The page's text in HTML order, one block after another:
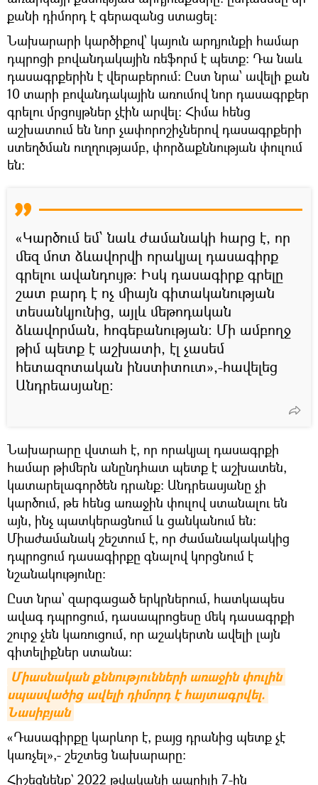
քանի դիմորդ է գերազանց ստացել։
Նախարարի կարծիքով՝ կայուն արդյունքի համար
դպրոցի բովանդակային ռեֆորմ է պետք։ Դա նաև
դասագրքերին է վերաբերում։ Ըստ նրա՝ ավելի քան
10 տարի բովանդակային առումով նոր դասագրքեր
գրելու մրցույթներ չէին արվել։ Հիմա հենց
աշխատում են նոր չափորոշիչներով դասագրքերի
ստեղծման ուղղությամբ, փորձաքննության փուլում
են։
«Կարծում եմ՝ նաև ժամանակի հարց է, որ
մեզ մոտ ձևավորվի որակյալ դասագիրք
գրելու ավանդույթ։ Իսկ դասագիրք գրելը
շատ բարդ է ոչ միայն գիտականության
տեսանկյունից, այլև մեթոդական
ձևավորման, հոգեբանության։ Մի ամբողջ
թիմ պետք է աշխատի, էլ չասեմ
հետազոտական ինստիտուտ»,-հավելեց
Անդրեասյանը։
Նախարարը վստահ է, որ որակյալ դասագրքի
համար թիմերն անընդհատ պետք է աշխատեն,
կատարելագործեն դրանք։ Անդրեասյանը չի
կարծում, թե հենց առաջին փուլով ստանալու են
այն, ինչ պատկերացնում և ցանկանում են։
Միաժամանակ շեշտում է, որ ժամանակակակից
դպրոցում դասագիրքը գնալով կորցնում է
նշանակությունը։
Ըստ նրա՝ զարգացած երկրներում, հատկապես
ավագ դպրոցում, դասապրոցեսը մեկ դասագրքի
շուրջ չեն կառուցում, որ աշակերտն ավելի լայն
գիտելիքներ ստանա։
Միասնական քննությունների առաջին փուլին
սպասվածից ավելի դիմորդ է հայտագրվել.
Նասիբյան
«Դասագիրքը կարևոր է, բայց դրանից պետք չէ
կառչել»,- շեշտեց նախարարը։
Հիշեցնենք` 2022 թվականի ապրիլի 7-ին